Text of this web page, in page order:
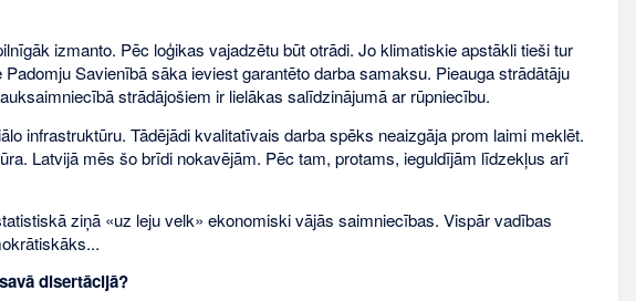
izmanto. Pēc loģikas vajadzētu būt otrādi. Jo klimatiskie apstākli tieši tur
Savienībā sāka ieviest garantēto darba samaksu. Pieauga strādātāju
strādājošiem ir lielākas salīdzinājumā ar rūpniecību.
infrastruktūru. Tādējādi kvalitatīvais darba spēks neaizgāja prom laimi meklēt.
Latvijā mēs šo brīdi nokavējām. Pēc tam, protams, ieguldījām līdzekļus arī
ziņā «uz leju velk» ekonomiski vājās saimniecības. Vispār vadības
disertācijā?